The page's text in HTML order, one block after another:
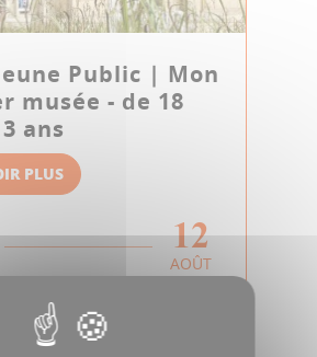
Public | Mon
musée - de 18
ans
PLUS
12
AOÛT